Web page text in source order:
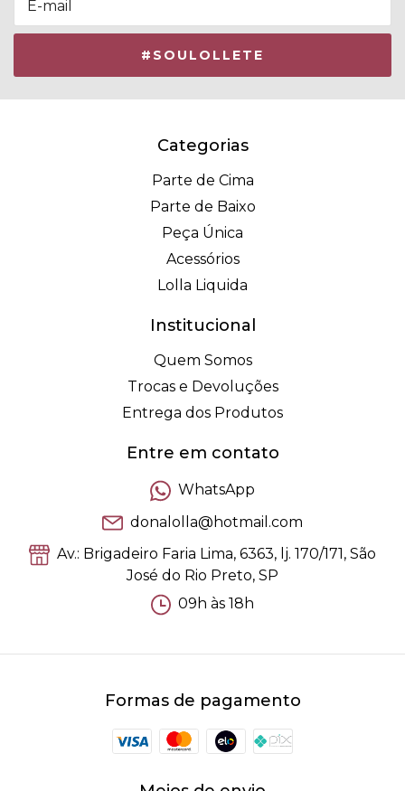
Categorias
Parte de Cima
Parte de Baixo
Peça Única
Acessórios
Lolla Liquida
Institucional
Quem Somos
Trocas e Devoluções
Entrega dos Produtos
Entre em contato
WhatsApp
donalolla@hotmail.com
Av.: Brigadeiro Faria Lima, 6363, lj. 170/171, São
José do Rio Preto, SP
09h às 18h
Formas de pagamento